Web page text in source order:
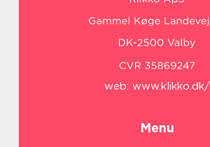
web: www.klikko.dk/
Menu